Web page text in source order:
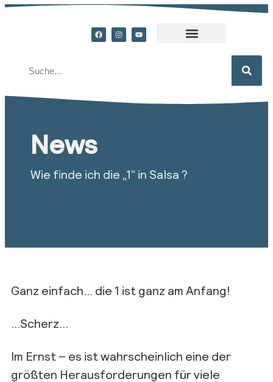
News
Wie finde ich die „1“ in Salsa ?
Ganz einfach… die 1 ist ganz am Anfang!
…Scherz…
Im Ernst – es ist wahrscheinlich eine der
größten Herausforderungen für viele